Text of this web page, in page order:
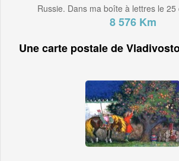
Russie. Dans ma boîte à lettres le
8 576 Km
Une carte postale de